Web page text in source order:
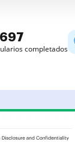
completados